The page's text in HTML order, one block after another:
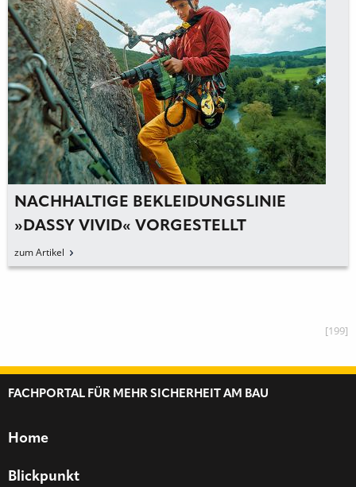
BEKLEIDUNGSLINIE
VIVID« VORGESTELLT
[199]
FACHPORTAL FÜR MEHR SICHERHEIT AM BAU
Home
Blickpunkt